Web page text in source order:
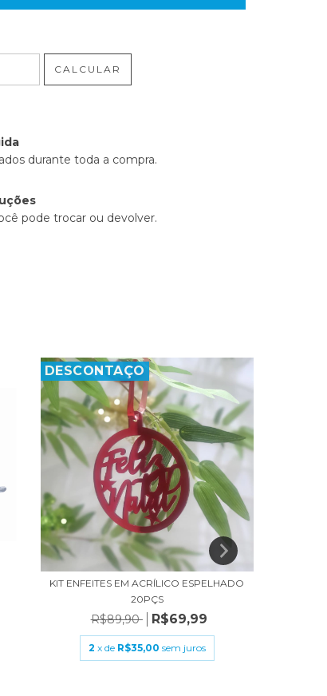
CALCULAR
durante toda a compra.
pode trocar ou devolver.
DESCONTAÇO
KIT ENFEITES EM ACRÍLICO ESPELHADO
20PÇS
R$89,90 R$69,99
2 x de R$35,00 sem juros